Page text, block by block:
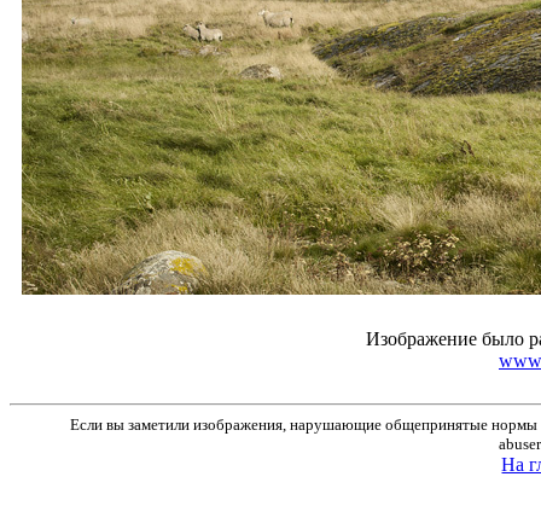
Изображение было
Если вы заметили изображения, нарушающие общепринятые нормы
На